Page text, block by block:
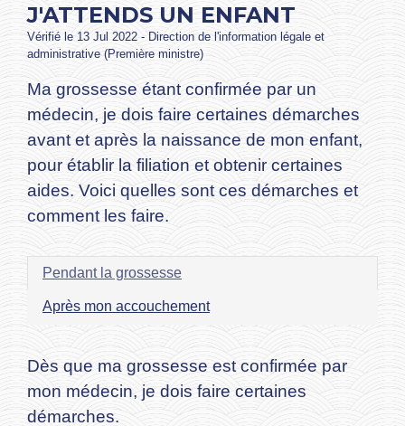
J'ATTENDS UN ENFANT
Vérifié le 13 Jul 2022 - Direction de l'information légale et
administrative (Première ministre)
Ma grossesse étant confirmée par un
médecin, je dois faire certaines démarches
avant et après la naissance de mon enfant,
pour établir la filiation et obtenir certaines
aides. Voici quelles sont ces démarches et
comment les faire.
Pendant la grossesse
Après mon accouchement
Dès que ma grossesse est confirmée par
mon médecin, je dois faire certaines
démarches.